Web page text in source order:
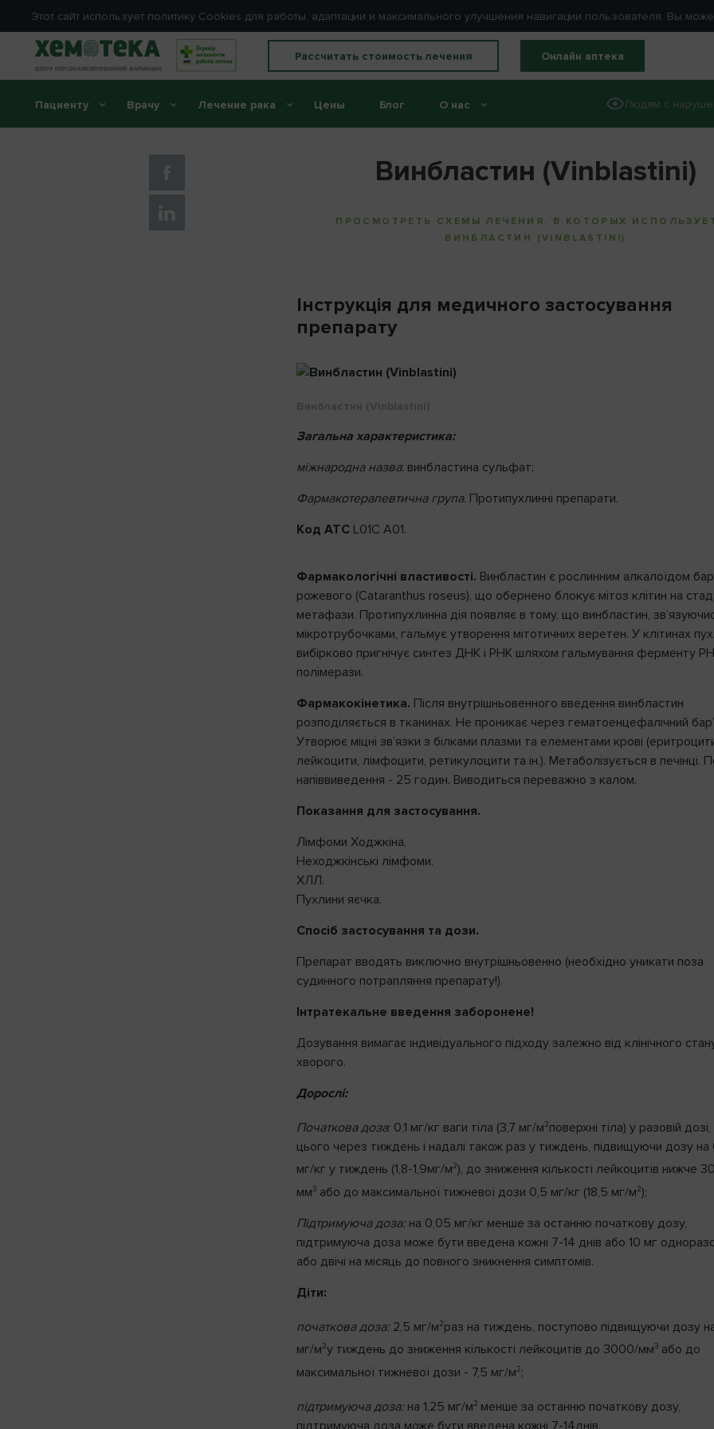
Этот сайт использует политику Сookies для работы, адаптации и максимального улучшения навигации пользователя. Вы
Рассчитать стоимость лечения Онлайн аптека
Людям с
Пациенту Врачу Лечение рака Цены Блог О нас
Винбластин (Vinblastini)
ПРОСМОТРЕТЬ СХЕМЫ ЛЕЧЕНИЯ, В КОТОРЫХ
ВИНБЛАСТИН (VINBLASTINI)
Інструкція для медичного застосування
препарату
Винбластин (Vinblastini)
Загальна характеристика:
міжнародна назва: винбластина сульфат;
Фармакотерапевтична група. Протипухлинні препарати.
Код АТС L01C A01.
Фармакологічні властивості. Винбластин є рослинним алкалоїдом
рожевого (Cataranthus roseus), що обернено блокує мітоз клітин на
метафази. Протипухлинна дія появляє в тому, що винбластин,
мікротрубочками, гальмує утворення мітотичних веретен. У клітинах
вибірково пригнічує синтез ДНК і РНК шляхом гальмування ферменту
полімерази.
Фармакокінетика. Після внутрішньовенного введення винбластин
розподіляється в тканинах. Не проникає через гематоенцефалічний
Утворює міцні зв’язки з білками плазми та елементами крові
лейкоцити, лімфоцити, ретикулоцити та ін.). Метаболізується в печінці.
напіввиведення - 25 годин. Виводиться переважно з калом.
Показання для застосування.
Лімфоми Ходжкіна.
Неходжкінські лімфоми.
ХЛЛ.
Пухлини яєчка.
Спосіб застосування та дози.
Препарат вводять виключно внутрішньовенно (необхідно уникати поза
судинного потрапляння препарату!).
Інтратекальне введення заборонене!
Дозування вимагає індивідуального підходу залежно від клінічного
хворого.
Дорослі:
Початкова доза: 0,1 мг/кг ваги тіла (3,7 мг/м2поверхні тіла) у разовій дозі,
цього через тиждень і надалі також раз у тиждень, підвищуючи дозу
мг/кг у тиждень (1,8-1,9мг/м2), до зниження кількості лейкоцитів нижче
ммЗ або до максимальної тижневої дози 0,5 мг/кг (18,5 мг/м2);
Підтримуюча доза: на 0,05 мг/кг менше за останню початкову дозу,
підтримуюча доза може бути введена кожні 7-14 днів або 10 мг
або двічі на місяць до повного зникнення симптомів.
Діти:
початкова доза: 2,5 мг/м2раз на тиждень, поступово підвищуючи дозу
мг/м2у тиждень до зниження кількості лейкоцитів до 3000/ммЗ або до
максимальної тижневої дози - 7,5 мг/м2;
підтримуюча доза: на 1,25 мг/м2 менше за останню початкову дозу,